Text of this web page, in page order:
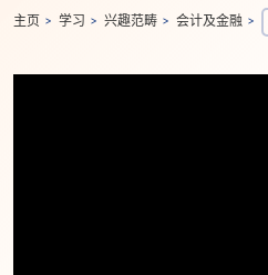
主页 学习 兴趣范畴 会计及金融